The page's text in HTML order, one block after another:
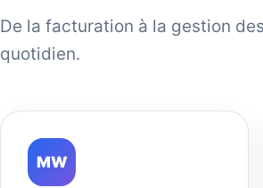
De la facturation à la gestion
quotidien.
MW